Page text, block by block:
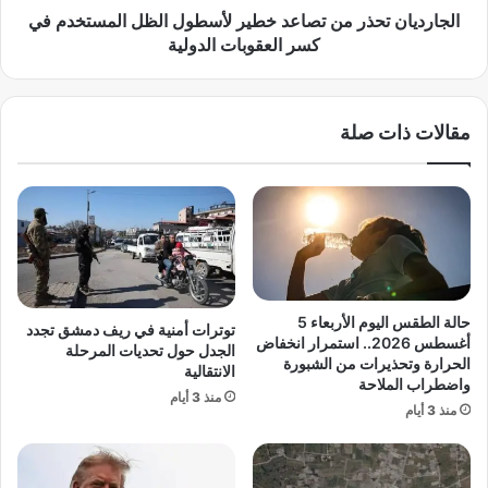
ب
ل
م
و
ر
خ
ي
م
ع
ر
ق
ن
ا
ط
ر
ل
أ
س
و
ل
الجارديان تحذر من تصاعد خطير لأسطول الظل المستخدم في
كسر العقوبات الدولية
مقالات ذات صلة
حالة الطقس اليوم الأربعاء 5
أغسطس 2026.. استمرار انخفاض
الحرارة وتحذيرات من الشبورة
واضطراب الملاحة
منذ 3 أيام
توترات أمنية في ريف دمشق تجدد
الجدل حول تحديات المرحلة
الانتقالية
منذ 3 أيام